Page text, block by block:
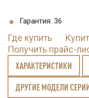
Гарантия: 36
Где купить
Получить прайс-
ХАРАКТЕРИСТИКИ
ДРУГИЕ МОДЕЛИ